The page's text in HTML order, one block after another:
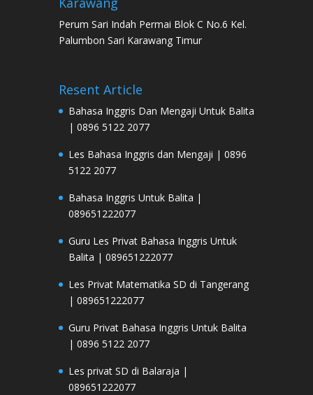
Perum Sari Indah Permai Blok C No.6 Kel.
Palumbon Sari Karawang Timur
Resent Article
Bahasa Inggris Dan Mengaji Untuk Balita
| 0896 5122 2077
Les Bahasa Inggris dan Mengaji | 0896
5122 2077
Bahasa Inggris Untuk Balita |
089651222077
Guru Les Privat Bahasa Inggris Untuk
Balita | 089651222077
Les Privat Matematika SD di Tangerang
| 089651222077
Guru Privat Bahasa Inggris Untuk Balita
| 0896 5122 2077
Les privat SD di Balaraja |
089651222077